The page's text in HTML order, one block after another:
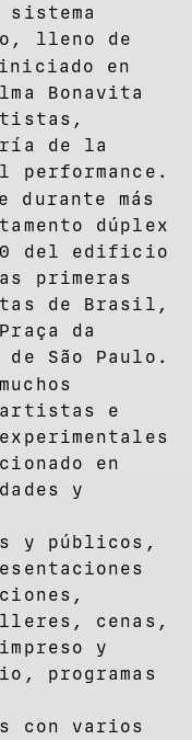
lleno de
en
Bonavita
de la
performance.
durante más
dúplex
del edificio
primeras
de Brasil,
da
São Paulo.
artistas e
en
y
y públicos,
cenas,
y
programas
con varios